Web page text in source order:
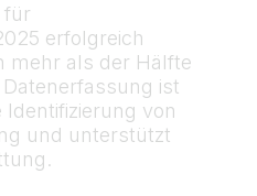
für
erfolgreich
mehr als der Hälfte
ist
von
und unterstützt